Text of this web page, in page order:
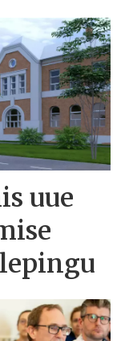
uue